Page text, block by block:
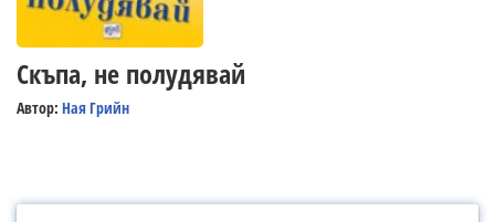
Скъпа, не полудявай
Автор: Ная Грийн